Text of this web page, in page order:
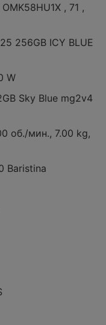
, 71 ,
256GB ICY BLUE
W
Sky Blue mg2v4
об./мин., 7.00 kg,
Baristina